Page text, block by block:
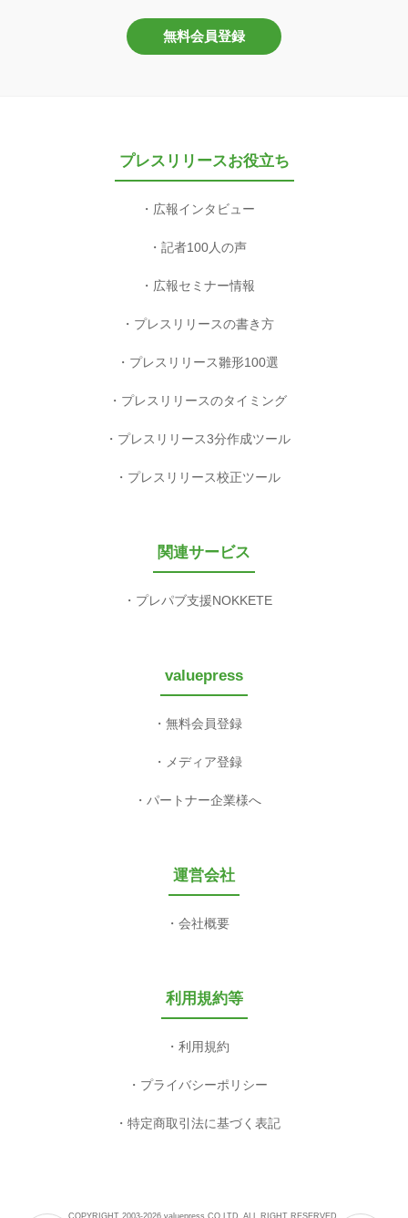
無料会員登録
プレスリリースお役立ち
広報インタビュー
記者100人の声
広報セミナー情報
プレスリリースの書き方
プレスリリース雛形100選
プレスリリースのタイミング
プレスリリース3分作成ツール
プレスリリース校正ツール
関連サービス
プレパブ支援NOKKETE
valuepress
無料会員登録
メディア登録
パートナー企業様へ
運営会社
会社概要
利用規約等
利用規約
プライバシーポリシー
特定商取引法に基づく表記